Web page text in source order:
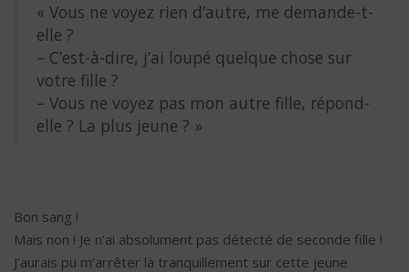
« Vous ne voyez rien d’autre, me demande-t-
elle ?
– C’est-à-dire, j’ai loupé quelque chose sur
votre fille ?
– Vous ne voyez pas mon autre fille, répond-
elle ? La plus jeune ? »
Bon sang !
Mais non ! Je n’ai absolument pas détecté de seconde fille !
J’aurais pu m’arrêter là tranquillement sur cette jeune